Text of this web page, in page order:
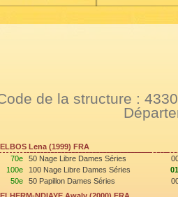
de la structure :
Lena (1999) FRA
70e
50 Nage Libre Dames Séries
100e
100 Nage Libre Dames Séries
50e
50 Papillon Dames Séries